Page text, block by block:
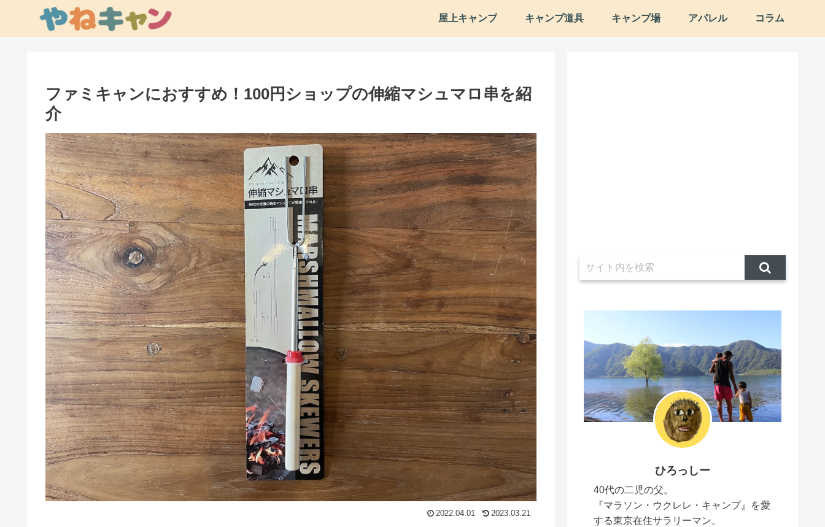
屋上キャンプ キャンプ道具 キャンプ場 アパレル コラム
ファミキャンにおすすめ！100円ショップの伸縮マシュマロ串を紹
介
2022.04.01 2023.03.21
ひろっしー
40代の二児の父。
『マラソン・ウクレレ・キャンプ』を愛
する東京在住サラリーマン。